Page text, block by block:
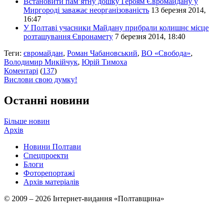
Миргороді заважає неорганізованість 13 березня 2014,
16:47
У Полтаві учасники Майдану прибрали колишнє місце
розташування Євронамету 7 березня 2014, 18:40
Теги: євромайдан, Роман Чабановський, ВО «Свобода»,
Володимир Микійчук, Юрій Тимоха
Коментарі (137)
Вислови свою думку!
Останні новини
Більше новин
Архів
Новини Полтави
Спецпроекти
Блоги
Фоторепортажі
Архів матеріалів
© 2009 – 2026 Інтернет-видання «Полтавщина»